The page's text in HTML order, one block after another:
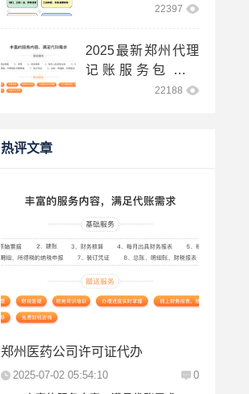
22397
2025最新郑州代理
记账服务包含哪
22188
热评文章
郑州医药公司许可证代办
2025-07-02 05:54:10 0